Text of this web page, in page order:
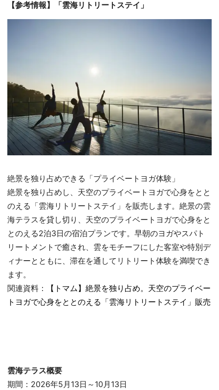
【参考情報】「雲海リトリートステイ」
絶景を独り占めできる「プライベートヨガ体験」
絶景を独り占めし、天空のプライベートヨガで心身をとと
のえる「雲海リトリートステイ」を販売します。絶景の雲
海テラスを貸し切り、天空のプライベートヨガで心身をと
とのえる2泊3日の宿泊プランです。早朝のヨガやスパト
リートメントで癒され、雲をモチーフにした客室や特別デ
ィナーとともに、滞在を通してリトリート体験を満喫でき
ます。
関連資料：
【トマム】絶景を独り占め。天空のプライベー
トヨガで心身をととのえる「雲海リトリートステイ」販売
雲海テラス概要
期間：2026年5月13日～10月13日